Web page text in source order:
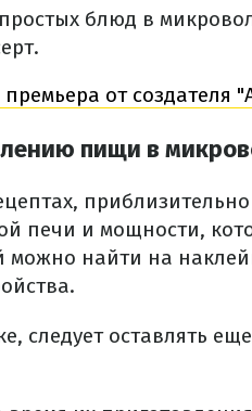
блюд в
от создателя
пищи в
приблизительно
печи и мощности,
найти на
следует оставлять